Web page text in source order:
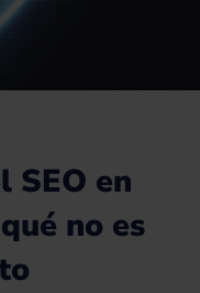
SEO en
no es